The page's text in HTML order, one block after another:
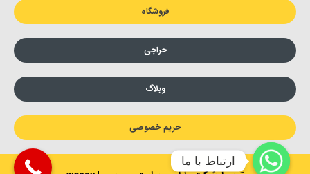
فروشگاه
حراجی
وبلاگ
حریم خصوصی
ارتباط با ما